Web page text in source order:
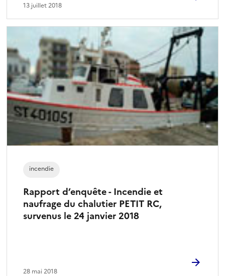
13 juillet 2018
Rapport d’enquête - Incendie et
naufrage du chalutier PETIT RC,
survenus le 24 janvier 2018
incendie
28 mai 2018